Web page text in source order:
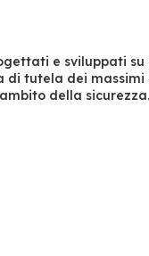
e sviluppati su
di tutela dei
della sicurezza.